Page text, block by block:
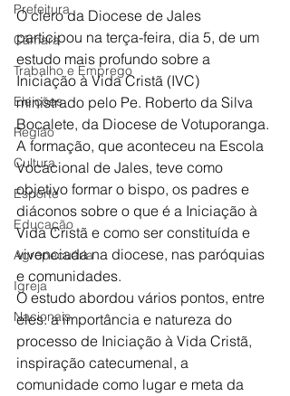
Prefeitura
Câmara
Trabalho e Emprego
Eleições
Região
Cultura
Esporte
Educação
Agropecuária
Igreja
Nacionais
O clero da Diocese de Jales
participou na terça-feira, dia 5, de um
estudo mais profundo sobre a
Iniciação à Vida Cristã (IVC)
ministrado pelo Pe. Roberto da Silva
Bocalete, da Diocese de Votuporanga.
A formação, que aconteceu na Escola
Vocacional de Jales, teve como
objetivo formar o bispo, os padres e
diáconos sobre o que é a Iniciação à
Vida Cristã e como ser constituída e
vivenciada na diocese, nas paróquias
e comunidades.
O estudo abordou vários pontos, entre
eles: a importância e natureza do
processo de Iniciação à Vida Cristã,
inspiração catecumenal, a
comunidade como lugar e meta da